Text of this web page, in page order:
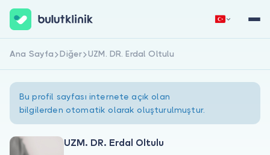
Hemen Kaydol
Ana Sayfa Diğer UZM. DR. Erdal Oltulu
Bu profil sayfası internete açık olan
bilgilerden otomatik olarak oluşturulmuştur.
UZM. DR. Erdal Oltulu